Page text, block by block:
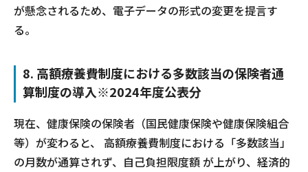
が懸念されるため、電子データの形式の変更を提言す
る。
8. 高額療養費制度における多数該当の保険者通
算制度の導入※2024年度公表分
現在、健康保険の保険者（国民健康保険や健康保険組合
等）が変わると、 高額療養費制度における「多数該当」
の月数が通算されず、自己負担限度額 が上がり、経済的